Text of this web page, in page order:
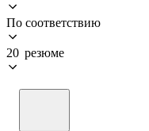
По соответствию
20 резюме